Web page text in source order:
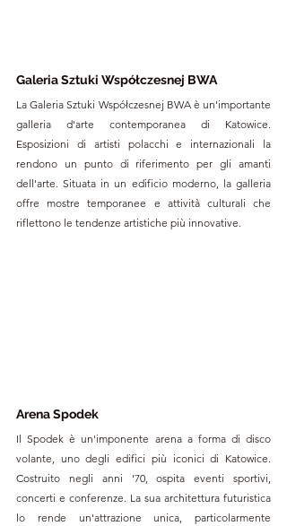
Galeria Sztuki Współczesnej BWA
La Galeria Sztuki Współczesnej BWA è un'importante
galleria d'arte contemporanea di Katowice.
Esposizioni di artisti polacchi e internazionali la
rendono un punto di riferimento per gli amanti
dell'arte. Situata in un edificio moderno, la galleria
offre mostre temporanee e attività culturali che
riflettono le tendenze artistiche più innovative.
Arena Spodek
Il Spodek è un'imponente arena a forma di disco
volante, uno degli edifici più iconici di Katowice.
Costruito negli anni '70, ospita eventi sportivi,
concerti e conferenze. La sua architettura futuristica
lo rende un'attrazione unica, particolarmente